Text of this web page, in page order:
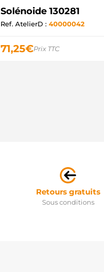
Solénoide 130281
Ref. AtelierD : 40000042
71,25€Prix TTC
Retours gratuits
Sous conditions